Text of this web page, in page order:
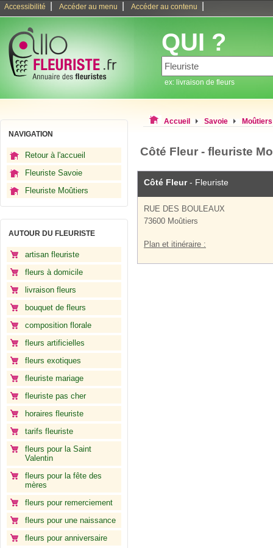
Accessibilité Accéder au menu Accéder au contenu
QUI ?
ex: livraison de fleurs
NAVIGATION
Retour à l'accueil
Fleuriste Savoie
Fleuriste Moûtiers
AUTOUR DU FLEURISTE
artisan fleuriste
fleurs à domicile
livraison fleurs
bouquet de fleurs
composition florale
fleurs artificielles
fleurs exotiques
fleuriste mariage
fleuriste pas cher
horaires fleuriste
tarifs fleuriste
fleurs pour la Saint
Valentin
fleurs pour la fête des
mères
fleurs pour remerciement
fleurs pour une naissance
fleurs pour anniversaire
Accueil Savoie Moûtiers
Côté Fleur - fleuriste
Côté Fleur- Fleuriste
RUE DES BOULEAUX
73600 Moûtiers
Plan et itinéraire :